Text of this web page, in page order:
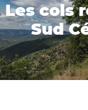
Les cols
Sud